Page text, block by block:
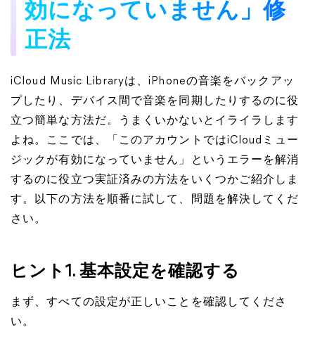
効になっていません」修
正法
iCloud Music Libraryは、iPhoneの音楽をバックアッ
プしたり、デバイス間で音楽を同期したりするのに役
立つ簡単な方法だ。うまくいかないとイライラします
よね。ここでは、「このアカウントではiCloudミュー
ジックが有効になっていません」というエラーを解消
するのに役立つ実証済みの方法をいくつかご紹介しま
す。以下の方法を順番に試して、問題を解決してくだ
さい。
ヒント1. 基本設定を確認する
まず、すべての設定が正しいことを確認してくださ
い。